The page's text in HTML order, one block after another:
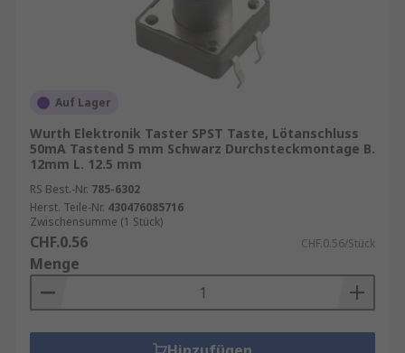
Auf Lager
Wurth Elektronik Taster SPST Taste, Lötanschluss
50mA Tastend 5 mm Schwarz Durchsteckmontage B.
12mm L. 12.5 mm
RS Best.-Nr. 785-6302
Herst. Teile-Nr. 430476085716
Zwischensumme (1 Stück)
CHF.0.56 CHF.0.56/Stück
Menge